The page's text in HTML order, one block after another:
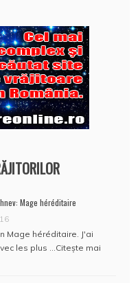
Mage héréditaire
Mage héréditaire. J'ai
les plus … Citește mai